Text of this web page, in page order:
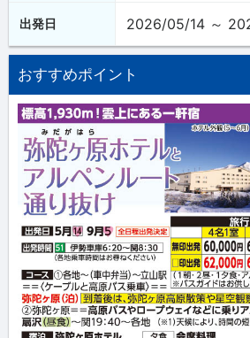
出発日 2026/05/14 ～
おすすめポイント